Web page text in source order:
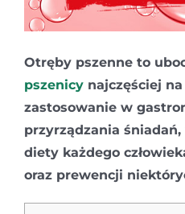
Otręby pszenne to
pszenicy najczęściej
zastosowanie w
przyrządzania
diety każdego
oraz prewencji